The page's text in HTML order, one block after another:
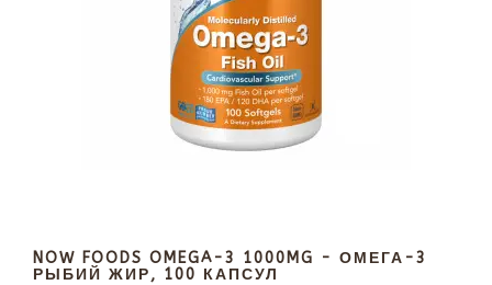
NOW FOODS OMEGA-3 1000MG - ОМЕГА-3
РЫБИЙ ЖИР, 100 КАПСУЛ